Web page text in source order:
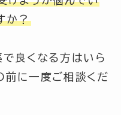
か？
良くなる方はいら
前に一度ご相談くだ